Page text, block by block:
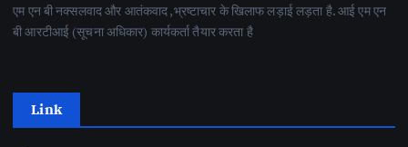
एम एन बी नक्सलवाद और आतंकवाद ,भ्रष्टाचार के खिलाफ लड़ाई लड़ता है. आई एम एन
बी आरटीआई (सूचना अधिकार) कार्यकर्ता तैयार करता है
Link